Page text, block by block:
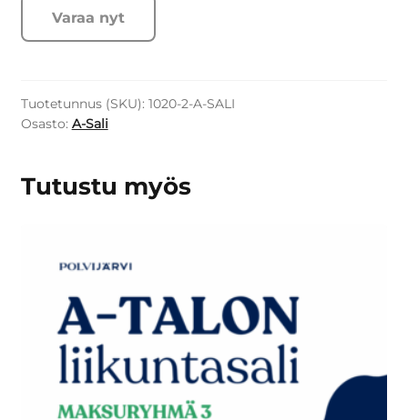
Varaa nyt
Tuotetunnus (SKU): 1020-2-A-SALI
Osasto: A-Sali
Tutustu myös